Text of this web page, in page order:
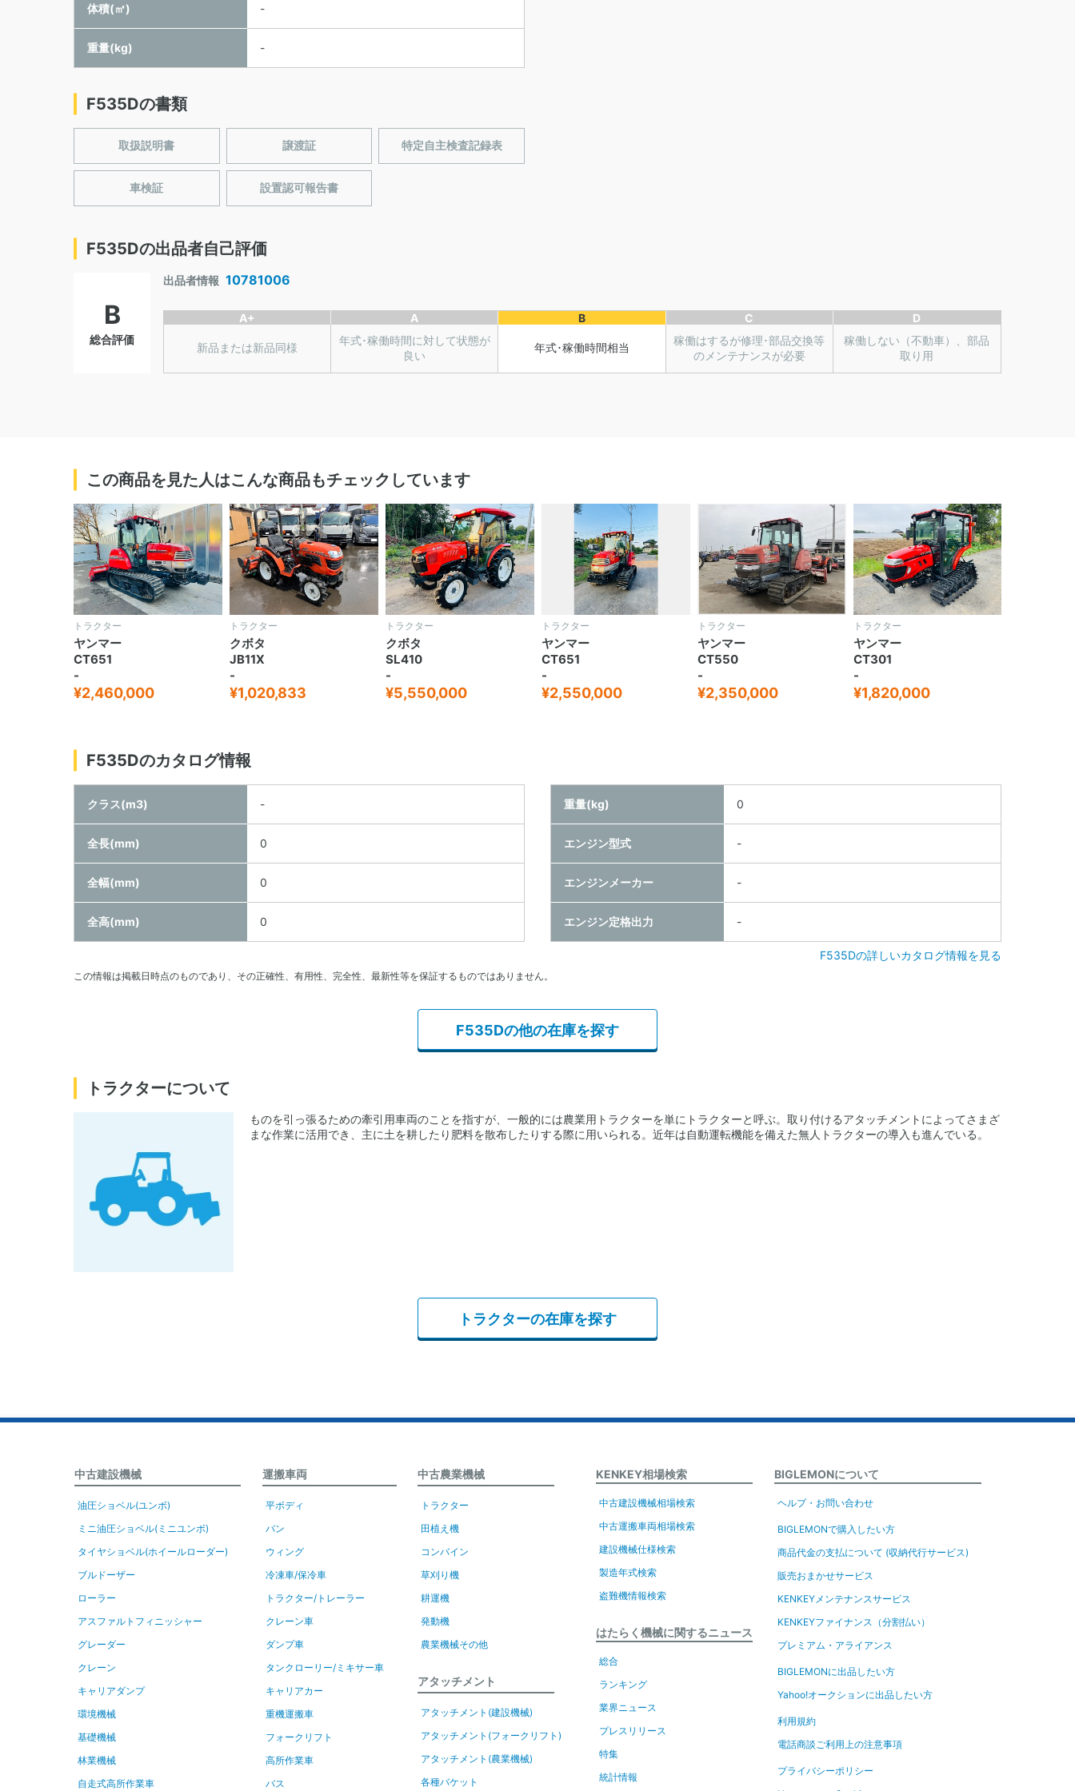
体積(㎥) -
重量(kg) -
F535Dの書類
取扱説明書 譲渡証 特定自主検査記録表
車検証 設置認可報告書
F535Dの出品者自己評価
B
総合評価
出品者情報 10781006
A+
新品または新品同様
A
年式･稼働時間に対して状態が
良い
B
年式･稼働時間相当
C
稼働はするが修理･部品交換等
のメンテナンスが必要
D
稼働しない（不動車）、部品
取り用
この商品を見た人はこんな商品もチェックしています
トラクター
ヤンマー
CT651
-
¥2,460,000
トラクター
クボタ
JB11X
-
¥1,020,833
トラクター
クボタ
SL410
-
¥5,550,000
トラクター
ヤンマー
CT651
-
¥2,550,000
トラクター
ヤンマー
CT550
-
¥2,350,000
トラクター
ヤンマー
CT301
-
¥1,820,000
F535Dのカタログ情報
クラス(m3) -
全長(mm) 0
全幅(mm) 0
全高(mm) 0
重量(kg) 0
エンジン型式 -
エンジンメーカー -
エンジン定格出力 -
F535Dの詳しいカタログ情報を見る
この情報は掲載日時点のものであり、その正確性、有用性、完全性、最新性等を保証するものではありません。
F535Dの他の在庫を探す
トラクターについて
ものを引っ張るための牽引用車両のことを指すが、一般的には農業用トラクターを単にトラクターと呼ぶ。取り付けるアタッチメントによってさまざ
まな作業に活用でき、主に土を耕したり肥料を散布したりする際に用いられる。近年は自動運転機能を備えた無人トラクターの導入も進んでいる。
トラクターの在庫を探す
中古建設機械
油圧ショベル(ユンボ)
ミニ油圧ショベル(ミニユンボ)
タイヤショベル(ホイールローダー)
ブルドーザー
ローラー
アスファルトフィニッシャー
グレーダー
クレーン
キャリアダンプ
環境機械
基礎機械
林業機械
自走式高所作業車
運搬車両
平ボディ
バン
ウィング
冷凍車/保冷車
トラクター/トレーラー
クレーン車
ダンプ車
タンクローリー/ミキサー車
キャリアカー
重機運搬車
フォークリフト
高所作業車
バス
中古農業機械
トラクター
田植え機
コンバイン
草刈り機
耕運機
発動機
農業機械その他
アタッチメント
アタッチメント(建設機械)
アタッチメント(フォークリフト)
アタッチメント(農業機械)
各種バケット
KENKEY相場検索
中古建設機械相場検索
中古運搬車両相場検索
建設機械仕様検索
製造年式検索
盗難機情報検索
はたらく機械に関するニュース
総合
ランキング
業界ニュース
プレスリリース
特集
統計情報
BIGLEMONについて
ヘルプ・お問い合わせ
BIGLEMONで購入したい方
商品代金の支払について (収納代行サービス)
販売おまかせサービス
KENKEYメンテナンスサービス
KENKEYファイナンス（分割払い）
プレミアム・アライアンス
BIGLEMONに出品したい方
Yahoo!オークションに出品したい方
利用規約
電話商談ご利用上の注意事項
プライバシーポリシー